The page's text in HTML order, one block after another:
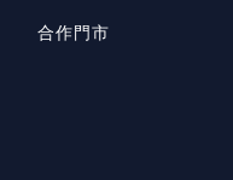
合作門市